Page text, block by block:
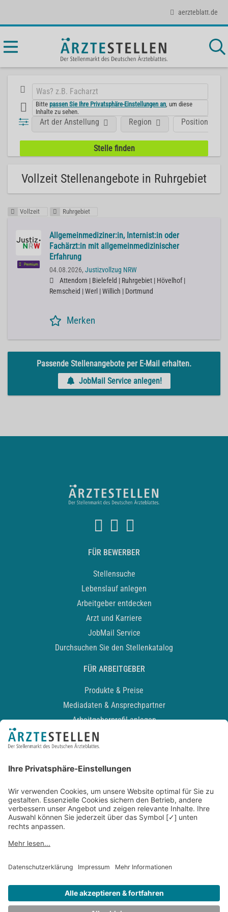
aerzteblatt.de
Bittepassen Sie Ihre Privatsphäre-Einstellungen an , um diese
Inhalte zu sehen.
Position
Art der Anstellung Region
Vollzeit Stellenangebote in Ruhrgebiet
Vollzeit Ruhrgebiet
Premium
Allgemeinmediziner:in, Internist:in oder
Fachärzt:in mit allgemeinmedizinischer
Erfahrung
04.08.2026, Justizvollzug NRW
Attendorn | Bielefeld | Ruhrgebiet | Hövelhof |
Remscheid | Werl | Willich | Dortmund
Merken
Passende Stellenangebote per E-Mail erhalten.
JobMail Service anlegen!
FÜR BEWERBER
Stellensuche
Lebenslauf anlegen
Arbeitgeber entdecken
Arzt und Karriere
JobMail Service
Durchsuchen Sie den Stellenkatalog
FÜR ARBEITGEBER
Produkte & Preise
Mediadaten & Ansprechpartner
Arbeitgeberprofil anlegen
Recruiting-Podcast
Kontakt
Datenschutz
Newsletter